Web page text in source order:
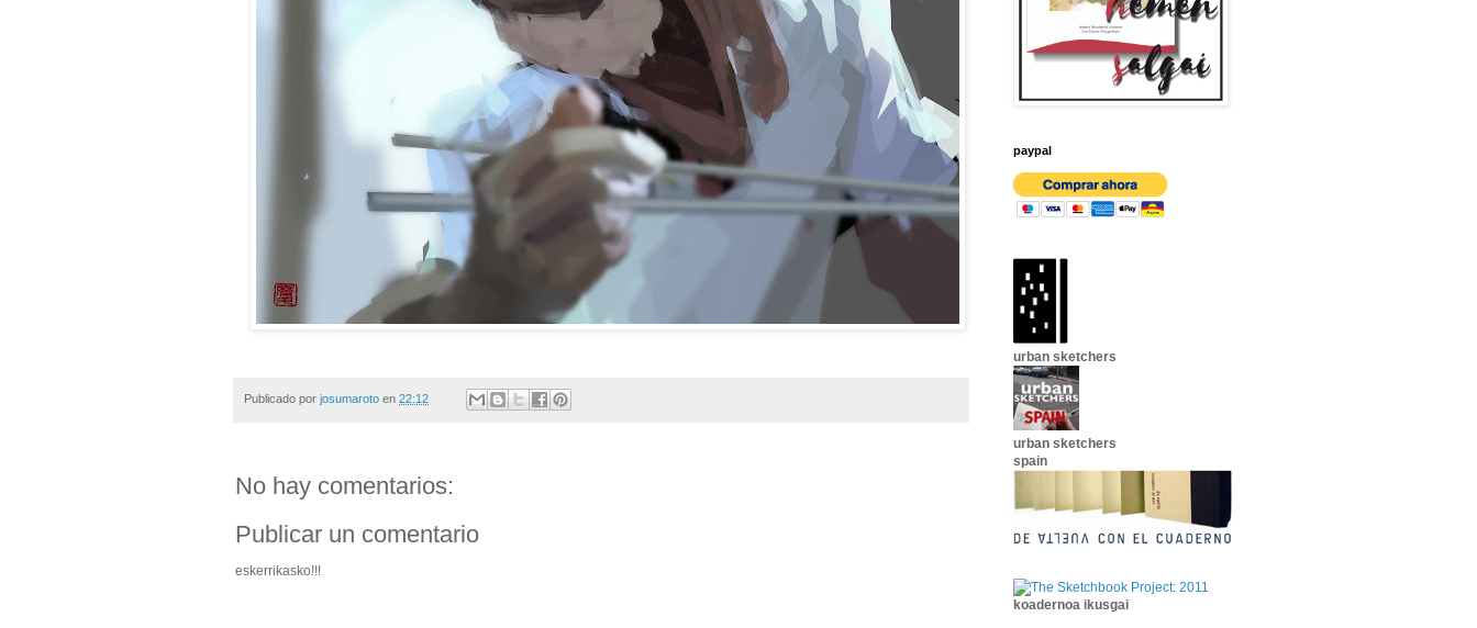
Publicado por josumaroto en 22:12
No hay comentarios:
Publicar un comentario
eskerrikasko!!!
paypal
urban sketchers
urban sketchers
spain
koadernoa ikusgai